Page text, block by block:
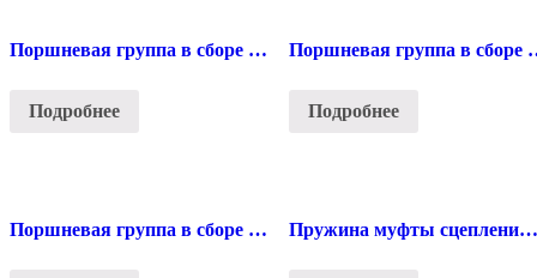
Поршневая группа в сборе для пилы Stihl 381
Подробнее
Поршневая
Подробнее
Поршневая группа в сборе для пилы Stihl 660 Пружина муфты сцепления для пилы Stihl 180